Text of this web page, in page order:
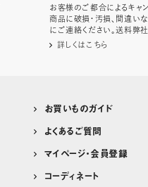
お客様のご都合によるキャ
商品に破損・汚損、間違い
にご連絡ください。送料弊
詳しくはこちら
お買いものガイド
よくあるご質問
マイページ・会員登録
コーディネート